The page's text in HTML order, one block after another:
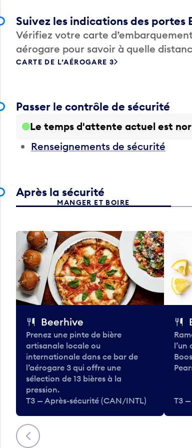
Suivez les indications des portes
Vérifiez votre carte
aérogare pour savoir à quelle
CARTE DE L’AÉROGARE 3
Passer le contrôle de sécurité
Le temps d'attente actuel est
Renseignements de sécurité
Après la sécurité
MANGER ET BOIRE
Précédent
Beerhive
Prenez une pinte de bière
artisanale locale ou
internationale dans ce bar de
l’aérogare 3 qui offre une
sélection de 13 bières à la
pression.
T3 — Après-sécurité (CAN/INTL)
l’un
T3